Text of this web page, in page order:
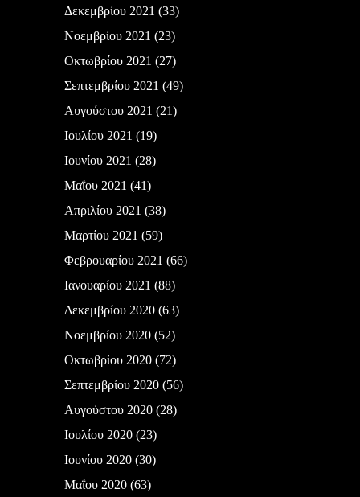
Δεκεμβρίου 2021 (33)
Νοεμβρίου 2021 (23)
Οκτωβρίου 2021 (27)
Σεπτεμβρίου 2021 (49)
Αυγούστου 2021 (21)
Ιουλίου 2021 (19)
Ιουνίου 2021 (28)
Μαΐου 2021 (41)
Απριλίου 2021 (38)
Μαρτίου 2021 (59)
Φεβρουαρίου 2021 (66)
Ιανουαρίου 2021 (88)
Δεκεμβρίου 2020(63)
Νοεμβρίου 2020(52)
Οκτωβρίου 2020(72)
Σεπτεμβρίου 2020(56)
Αυγούστου 2020(28)
Ιουλίου 2020(23)
Ιουνίου 2020(30)
Μαΐου 2020(63)